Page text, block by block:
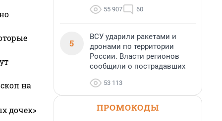
на
дочек»
55 907 60
5
ВСУ ударили ракетами и
дронами по территории
России. Власти регионов
сообщили о пострадавших
53 113
ПРОМОКОДЫ